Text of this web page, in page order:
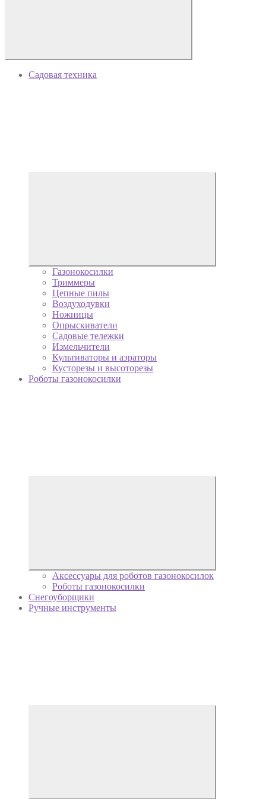
Садовая техника
Газонокосилки
Триммеры
Цепные пилы
Воздуходувки
Ножницы
Опрыскиватели
Садовые тележки
Измельчители
Культиваторы и аэраторы
Кусторезы и высоторезы
Роботы газонокосилки
Аксессуары для роботов газонокосилок
Роботы газонокосилки
Снегоуборщики
Ручные инструменты